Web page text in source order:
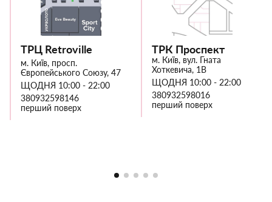
ТРЦ Retroville
м. Київ, просп.
Європейського Союзу, 47
ЩОДНЯ 10:00 - 22:00
380932598146
перший поверх
ТРК Проспект
м. Київ, вул. Гната
Хоткевича, 1В
ЩОДНЯ 10:00 - 22:00
380932598016
перший поверх